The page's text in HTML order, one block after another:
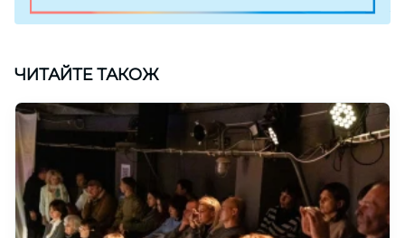
ЧИТАЙТЕ ТАКОЖ